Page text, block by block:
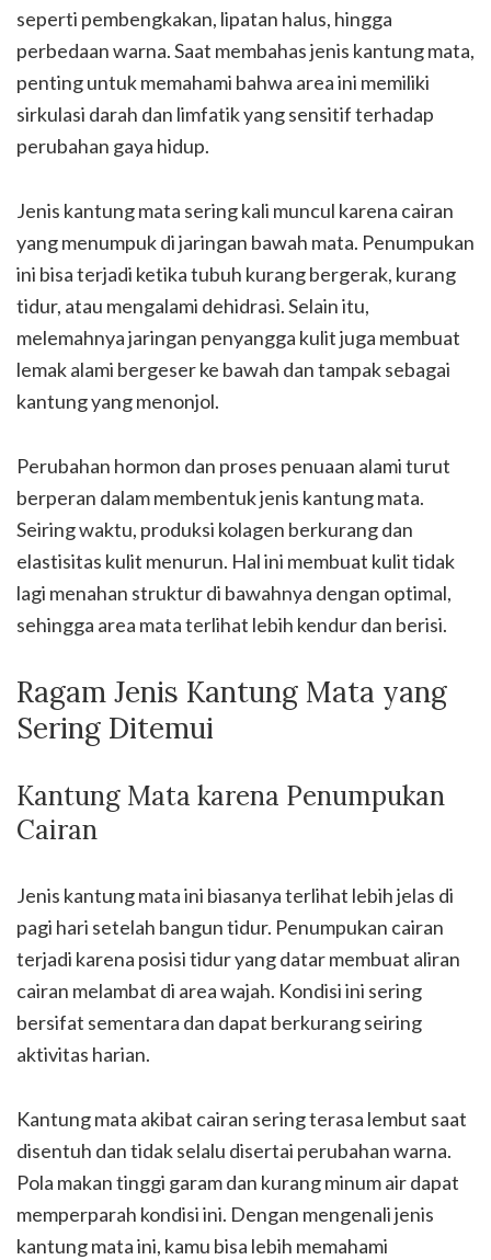
seperti pembengkakan, lipatan halus, hingga
perbedaan warna. Saat membahas jenis kantung mata,
penting untuk memahami bahwa area ini memiliki
sirkulasi darah dan limfatik yang sensitif terhadap
perubahan gaya hidup.
Jenis kantung mata sering kali muncul karena cairan
yang menumpuk di jaringan bawah mata. Penumpukan
ini bisa terjadi ketika tubuh kurang bergerak, kurang
tidur, atau mengalami dehidrasi. Selain itu,
melemahnya jaringan penyangga kulit juga membuat
lemak alami bergeser ke bawah dan tampak sebagai
kantung yang menonjol.
Perubahan hormon dan proses penuaan alami turut
berperan dalam membentuk jenis kantung mata.
Seiring waktu, produksi kolagen berkurang dan
elastisitas kulit menurun. Hal ini membuat kulit tidak
lagi menahan struktur di bawahnya dengan optimal,
sehingga area mata terlihat lebih kendur dan berisi.
Ragam Jenis Kantung Mata yang
Sering Ditemui
Kantung Mata karena Penumpukan
Cairan
Jenis kantung mata ini biasanya terlihat lebih jelas di
pagi hari setelah bangun tidur. Penumpukan cairan
terjadi karena posisi tidur yang datar membuat aliran
cairan melambat di area wajah. Kondisi ini sering
bersifat sementara dan dapat berkurang seiring
aktivitas harian.
Kantung mata akibat cairan sering terasa lembut saat
disentuh dan tidak selalu disertai perubahan warna.
Pola makan tinggi garam dan kurang minum air dapat
memperparah kondisi ini. Dengan mengenali jenis
kantung mata ini, kamu bisa lebih memahami